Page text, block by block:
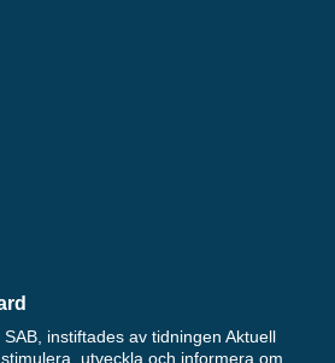
instiftades av tidningen Aktuell
utveckla och informera om